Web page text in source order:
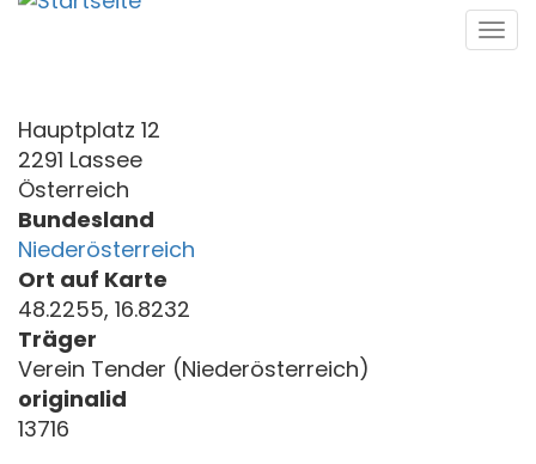
Direkt
Hauptplatz 12
2291 Lassee
Österreich
Bundesland
Niederösterreich
Ort auf Karte
48.2255, 16.8232
Träger
Verein Tender (Niederösterreich)
originalid
13716